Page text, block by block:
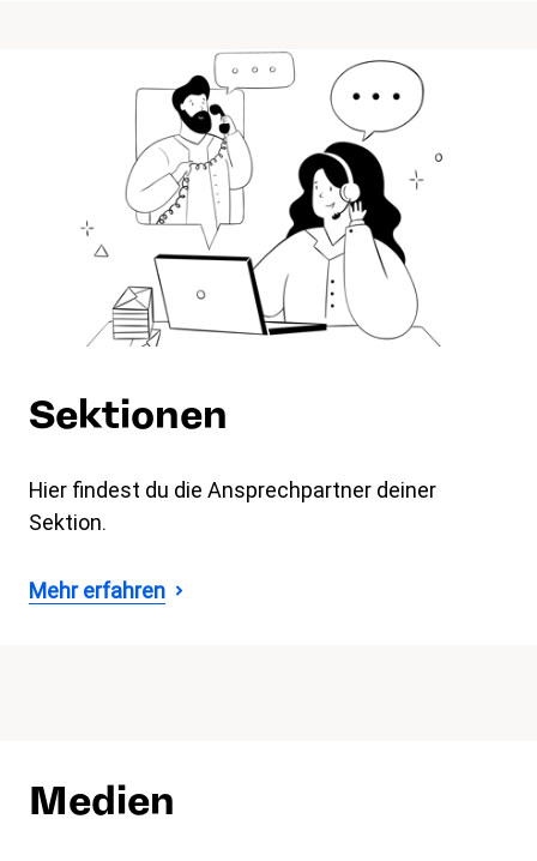
Sektionen
Hier findest du die Ansprechpartner deiner
Sektion.
Mehr erfahren
Medien